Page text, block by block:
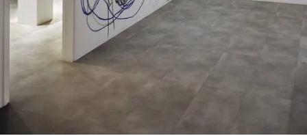
CRÉER SON CATALOGUE D'EXPO
PUBLIER SES EXPOSITIONS
DEVENIR CONTRIBUTEUR
À PROPOS